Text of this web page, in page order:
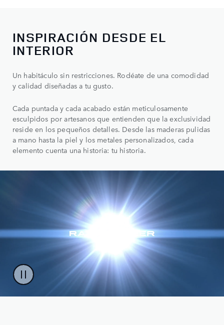
INSPIRACIÓN DESDE EL
INTERIOR
Un habitáculo sin restricciones. Rodéate de una comodidad
y calidad diseñadas a tu gusto.
Cada puntada y cada acabado están meticulosamente
esculpidos por artesanos que entienden que la exclusividad
reside en los pequeños detalles. Desde las maderas pulidas
a mano hasta la piel y los metales personalizados, cada
elemento cuenta una historia: tu historia.